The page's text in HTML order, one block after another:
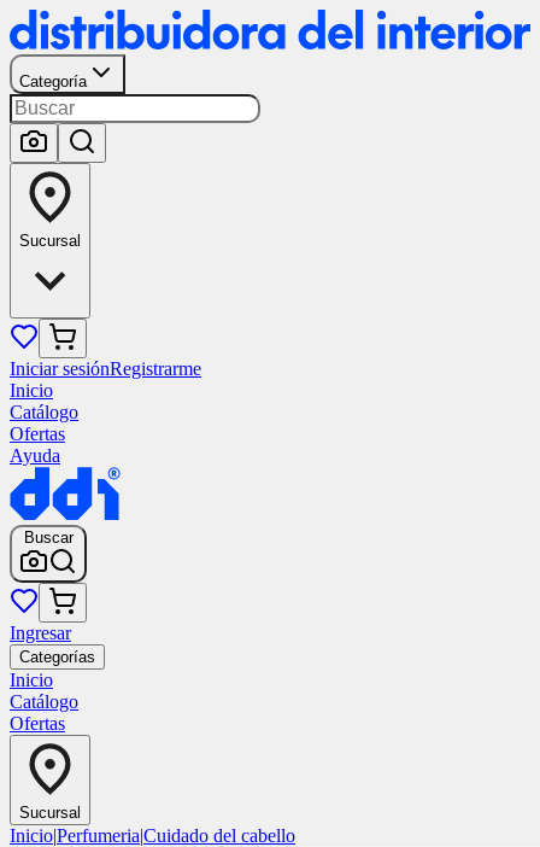
Categoría
Sucursal
Iniciar sesiónRegistrarme
Inicio
Catálogo
Ofertas
Ayuda
Buscar
Ingresar
Categorías
Inicio
Catálogo
Ofertas
Sucursal
Inicio|Perfumeria|Cuidado del cabello